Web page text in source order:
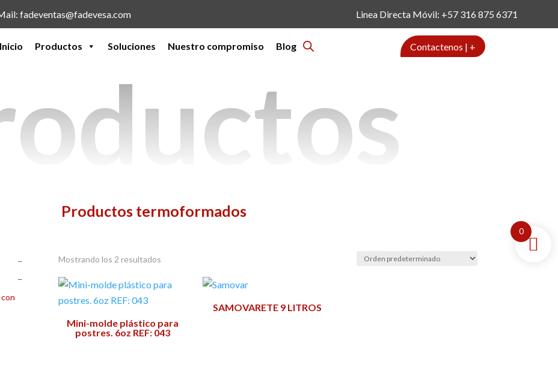
fadeventas@fadevesa.com Linea Directa Móvil: +57 316 875 6371
Inicio Productos Soluciones Nuestro compromiso Blog Contactenos | +
Productos termoformados
−
−
Mostrando los 2 resultados
Mini-molde plástico para
postres. 6oz REF: 043
SAMOVARETE 9 LITROS
0